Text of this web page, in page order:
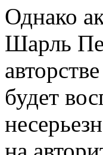
Однако
Шарль
будет